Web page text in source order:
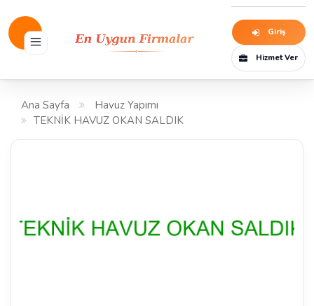
Giriş
Hizmet Ver
Ana Sayfa
Havuz Yapımı
TEKNİK HAVUZ OKAN SALDIK